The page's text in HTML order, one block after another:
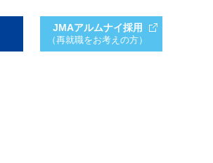
JMAアルムナイ採用
（再就職をお考えの方）